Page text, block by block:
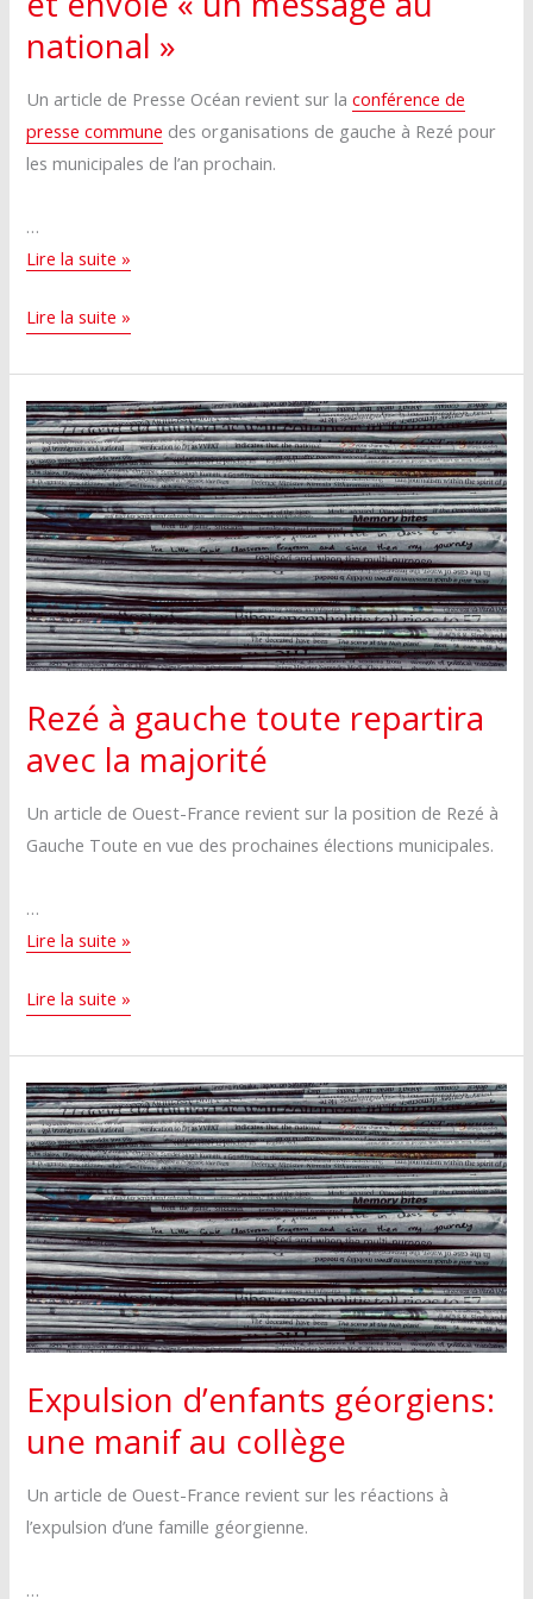
national »
Un article de Presse Océan revient sur laconférence de
presse commune des organisations de gauche à Rezé pour
les municipales de l’an prochain.
…
Municipales
À
gauche
signe
une
entente
XXL
et
envoie
« un
message
au
national »
Lire la suite »
Municipales
À
Rezé,
la
gauche
signe
une
entente
XXL
et
envoie
message
au
Lire la suite »
Rezé à gauche toute repartira
avec la majorité
Un article de Ouest-France revient sur la position de Rezé à
Gauche Toute en vue des prochaines élections municipales.
…
Rezé
gauche
avec
la
majorité
Lire la suite »
Rezé
gauche
toute
repartira
avec
la
majorité
Lire la suite »
Expulsion d’enfants géorgiens:
une manif au collège
Un article de Ouest-France revient sur les réactions à
l’expulsion d’une famille géorgienne.
…